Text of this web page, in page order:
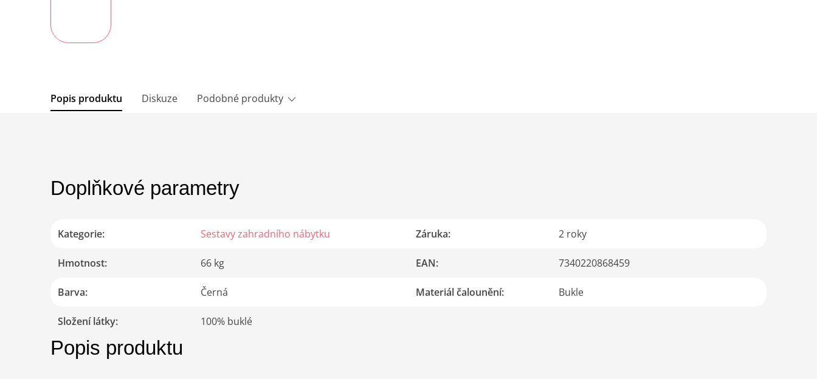
Popis produktu Diskuze Podobné produkty
Popis produktu
Doplňkové parametry
Kategorie: Sestavy zahradního nábytku Záruka: 2 roky
Hmotnost: 66 kg EAN: 7340220868459
Barva: Černá Materiál čalounění: Bukle
Složení látky: 100% buklé